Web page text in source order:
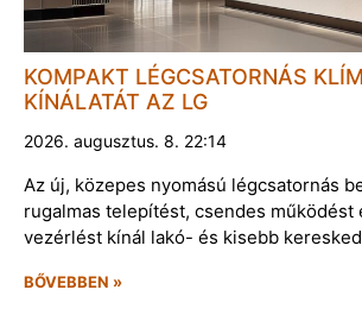
KOMPAKT LÉGCSATORNÁS
KÍNÁLATÁT AZ LG
2026. augusztus. 8. 22:14
Az új, közepes nyomású légcsatornás
rugalmas telepítést, csendes működést
vezérlést kínál lakó- és kisebb
BŐVEBBEN »